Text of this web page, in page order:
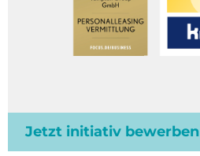
Jetzt initiativ bewerben